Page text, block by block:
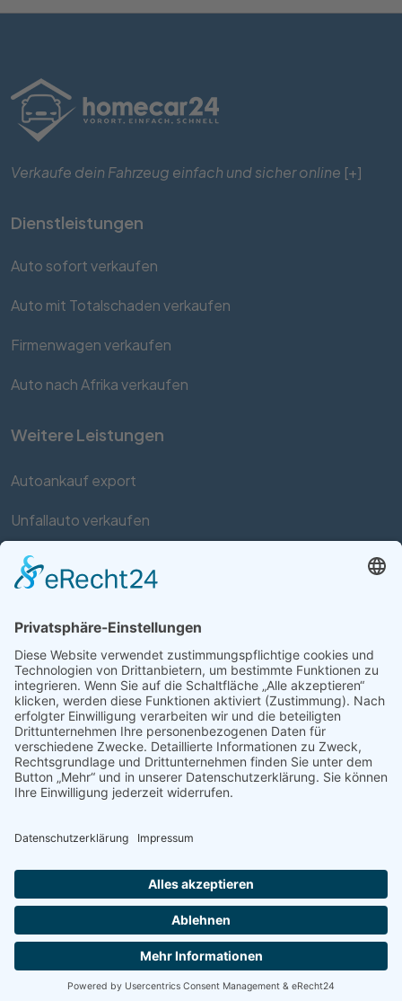
Verkaufe dein Fahrzeug einfach und sicher online [+]
Dienstleistungen
Auto sofort verkaufen
Auto mit Totalschaden verkaufen
Firmenwagen verkaufen
Auto nach Afrika verkaufen
Weitere Leistungen
Autoankauf export
Unfallauto verkaufen
Auto mit Motorschaden verkaufen
Support
Kontakt FAQ
Connect social
Datenschutz Impressum AGB Händler
AGB Verbraucher
Über uns